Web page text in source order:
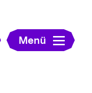
Menü